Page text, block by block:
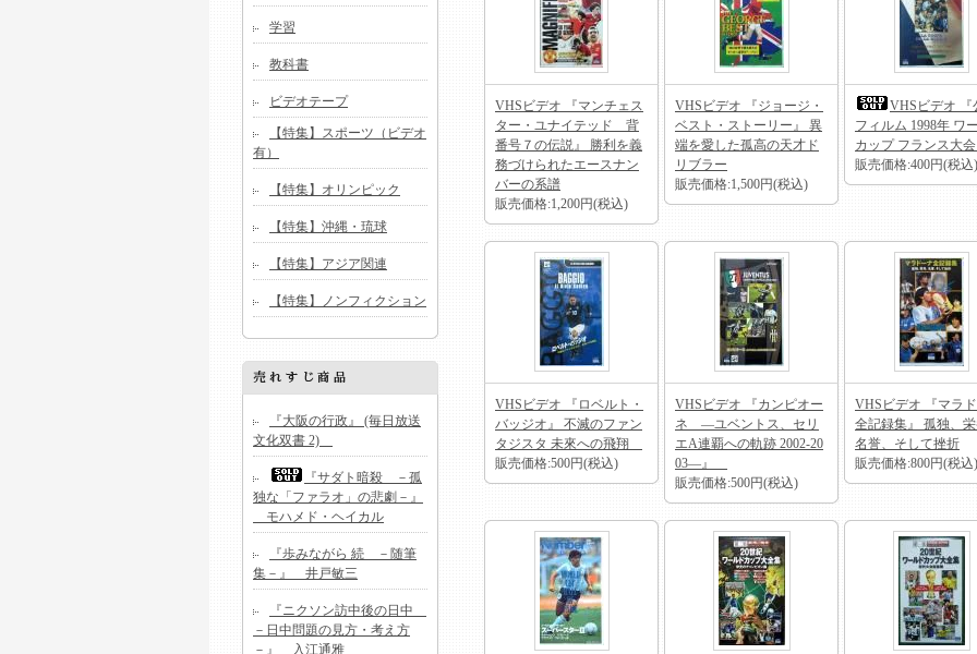
学習
教科書
ビデオテープ
【特集】スポーツ（ビデオ
有）
【特集】オリンピック
【特集】沖縄・琉球
【特集】アジア関連
【特集】ノンフィクション
『大阪の行政』 (毎日放送
文化双書 2)
『サダト暗殺 －孤
独な「ファラオ」の悲劇－』
モハメド・ヘイカル
『歩みながら 続 －随筆
集－』 井戸敏三
『ニクソン訪中後の日中
－日中問題の見方・考え方
－』 入江通雅
VHSビデオ 『マンチェス
ター・ユナイテッド 背
番号７の伝説』 勝利を義
務づけられたエースナン
バーの系譜
販売価格:1,200円(税込)
VHSビデオ 『ジョージ・
ベスト・ストーリー』 異
端を愛した孤高の天才ド
リブラー
販売価格:1,500円(税込)
VHSビデオ 『
フィルム 1998年 ワ
カップ フランス大
販売価格:400円(税込)
VHSビデオ 『ロベルト・
バッジオ』 不滅のファン
タジスタ 未來への飛翔
販売価格:500円(税込)
VHSビデオ 『カンピオー
ネ ―ユベントス、セリ
エA連覇への軌跡 2002-20
03―』
販売価格:500円(税込)
VHSビデオ 『マラ
全記録集』 孤独、
名誉、そして挫折
販売価格:800円(税込)